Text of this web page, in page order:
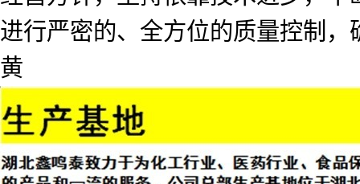
进行严密的、全方位的质量控制
黄